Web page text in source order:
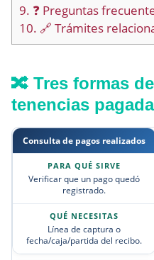
9. ❓ Preguntas
10. 🔗 Trámites
🔀 Tres formas
tenencias
Consulta de pagos realizados
Verificar que un pago quedó
registrado.
Línea de captura o
fecha/caja/partida del recibo.